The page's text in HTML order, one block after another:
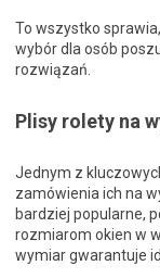
To wszystko
wybór dla osób
rozwiązań.
Plisy rolety na
Jednym z
zamówienia ich na
bardziej popularne,
rozmiarom okien w
wymiar gwarantuje